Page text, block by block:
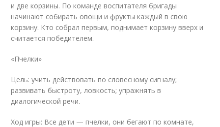
и две корзины. По команде воспитателя бригады
начинают собирать овощи и фрукты каждый в свою
корзину. Кто собрал первым, поднимает корзину вверх и
считается победителем.
«Пчелки»
Цель: учить действовать по словесному сигналу;
развивать быстроту, ловкость; упражнять в
диалогической речи.
Ход игры: Все дети — пчелки, они бегают по комнате,